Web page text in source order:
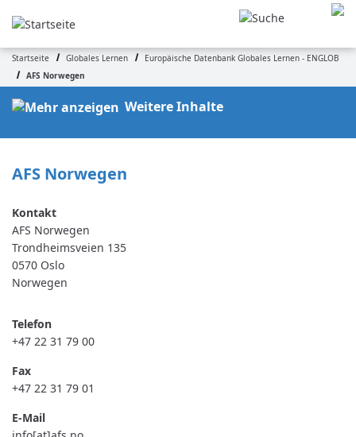
zum
Pfadnavigation
Startseite Globales Lernen
Europäische Datenbank Globales Lernen - ENGLOB
AFS Norwegen
Weitere Inhalte
AFS Norwegen
AFS Norwegen
Trondheimsveien 135
0570 Oslo
Norwegen
Telefon
+47 22 31 79 00
Fax
+47 22 31 79 01
E-Mail